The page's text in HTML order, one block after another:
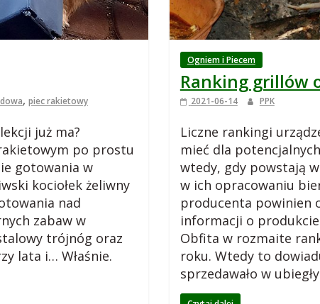
, piec rakietowy
już ma?
po prostu
gotowania w
kociołek żeliwny
nad
zabaw w
trójnóg oraz
lata i… Właśnie.
Ogniem i Piecem
Ranking grillów
2021-06-14 PPK
Liczne rankingi
mieć dla
wtedy, gdy powstają
w ich opracowaniu
producenta powinien
informacji o
Obfita w rozmaite
roku. Wtedy to
sprzedawało w